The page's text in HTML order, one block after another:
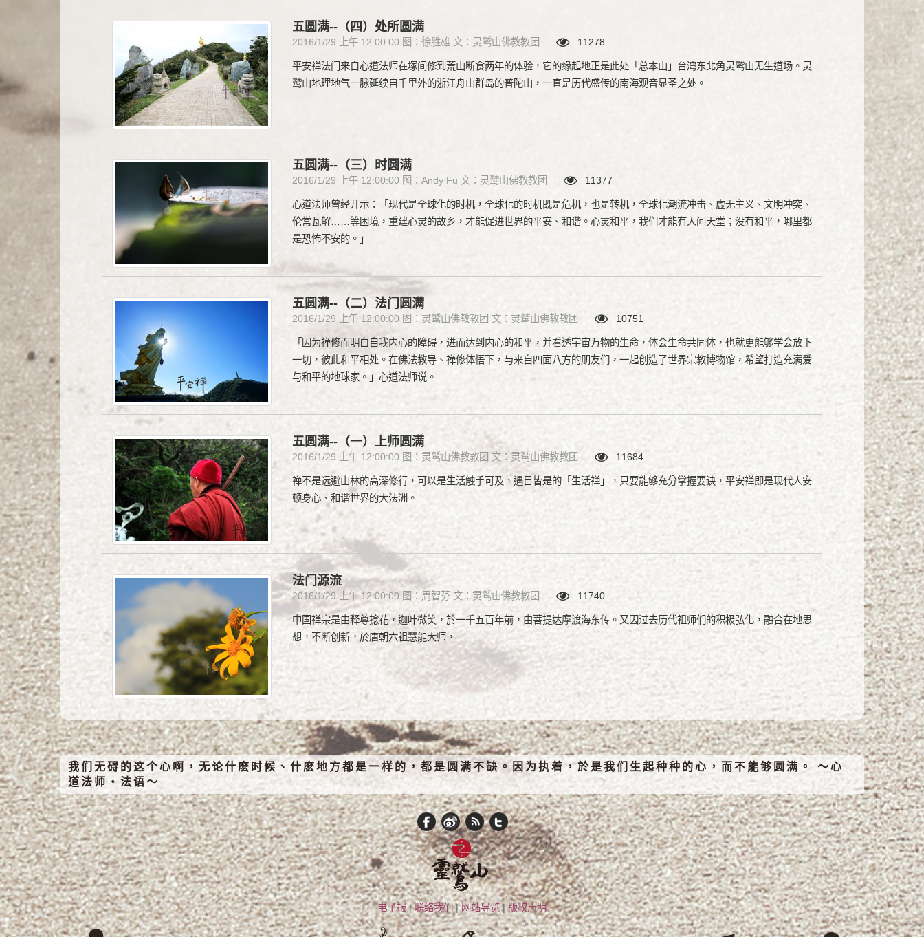
五圆满--（四）处所圆满
2016/1/29 上午 12:00:00 图：徐胜雄 文：灵鹫山佛教教团 11278
平安禅法门来自心道法师在塚间修到荒山断食两年的体验，它的缘起地正是此处「总本山」台湾东北角灵鹫山无生道场。灵
鹫山地理地气一脉延续自千里外的浙江舟山群岛的普陀山，一直是历代盛传的南海观音显圣之处。
五圆满--（三）时圆满
2016/1/29 上午 12:00:00 图：Andy Fu 文：灵鹫山佛教教团 11377
心道法师曾经开示：「现代是全球化的时机，全球化的时机既是危机，也是转机，全球化潮流冲击、虚无主义、文明冲突、
伦常瓦解……等困境，重建心灵的故乡，才能促进世界的平安、和谐。心灵和平，我们才能有人间天堂；没有和平，哪里都
是恐怖不安的。」
五圆满--（二）法门圆满
2016/1/29 上午 12:00:00 图：灵鹫山佛教教团 文：灵鹫山佛教教团 10751
「因为禅修而明白自我内心的障碍，进而达到内心的和平，并看透宇宙万物的生命，体会生命共同体，也就更能够学会放下
一切，彼此和平相处。在佛法教导、禅修体悟下，与来自四面八方的朋友们，一起创造了世界宗教博物馆，希望打造充满爱
与和平的地球家。」心道法师说。
五圆满--（一）上师圆满
2016/1/29 上午 12:00:00 图：灵鹫山佛教教团 文：灵鹫山佛教教团 11684
禅不是远避山林的高深修行，可以是生活触手可及，遇目皆是的「生活禅」，只要能够充分掌握要诀，平安禅即是现代人安
顿身心、和谐世界的大法洲。
法门源流
2016/1/29 上午 12:00:00 图：周智芬 文：灵鹫山佛教教团 11740
中国禅宗是由释尊捻花，迦叶微笑，於一千五百年前，由菩提达摩渡海东传。又因过去历代祖师们的积极弘化，融合在地思
想，不断创新，於唐朝六祖慧能大师，
我们无碍的这个心啊，无论什麽时候、什麽地方都是一样的，都是圆满不缺。因为执着，於是我们生起种种的心，而不能够圆满。 ～心
道法师‧法语～
电子报|联络我们|网站导览|版权声明